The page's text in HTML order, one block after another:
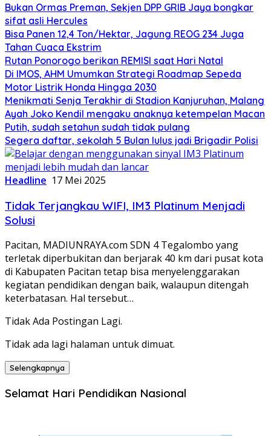
Bukan Ormas Preman, Sekjen DPP GRIB Jaya bongkar
sifat asli Hercules
Bisa Panen 12,4 Ton/Hektar, Jagung REOG 234 Juga
Tahan Cuaca Ekstrim
Rutan Ponorogo berikan REMISI saat Hari Natal
Di IMOS, AHM Umumkan Strategi Roadmap Sepeda
Motor Listrik Honda Hingga 2030
Menikmati Senja Terakhir di Stadion Kanjuruhan, Malang
Ayah Joko Kendil mengaku anaknya ketempelan Macan
Putih, sudah setahun sudah tidak pulang
Segera daftar, sekolah 5 Bulan lulus jadi Brigadir Polisi
Headline 17 Mei 2025
Tidak Terjangkau WIFI, IM3 Platinum Menjadi
Solusi
Pacitan, MADIUNRAYA.com SDN 4 Tegalombo yang
terletak diperbukitan dan berjarak 40 km dari pusat kota
di Kabupaten Pacitan tetap bisa menyelenggarakan
kegiatan pendidikan dengan baik, walaupun ditengah
keterbatasan. Hal tersebut…
Tidak Ada Postingan Lagi.
Tidak ada lagi halaman untuk dimuat.
Selengkapnya
Selamat Hari Pendidikan Nasional